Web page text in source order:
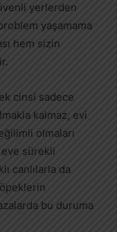
yerlerden
yaşamama
hem sizin
cinsi sadece
kalmaz, evi
olmaları
eve sürekli
canlılarla da
bu duruma